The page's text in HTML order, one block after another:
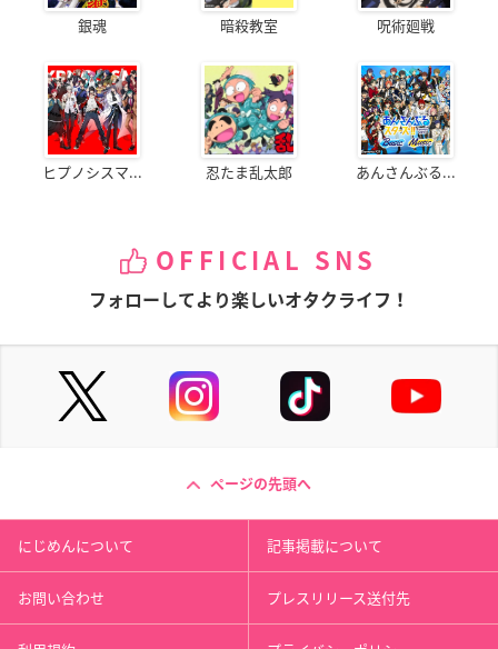
銀魂 暗殺教室 呪術廻戦
ヒプノシスマ... 忍たま乱太郎 あんさんぶる...
OFFICIAL SNS
フォローしてより楽しいオタクライフ！
ページの先頭へ
にじめんについて 記事掲載について
お問い合わせ プレスリリース送付先